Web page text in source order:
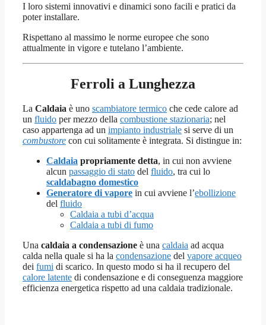
I loro sistemi innovativi e dinamici sono facili e pratici da
poter installare.
Rispettano al massimo le norme europee che sono
attualmente in vigore e tutelano l’ambiente.
Ferroli a Lunghezza
La Caldaia è uno scambiatore termico che cede calore ad
un fluido per mezzo della combustione stazionaria; nel
caso appartenga ad un impianto industriale si serve di un
combustore con cui solitamente è integrata. Si distingue in:
Caldaia propriamente detta, in cui non avviene
alcun passaggio di stato del fluido, tra cui lo
scaldabagno domestico
Generatore di vapore in cui avviene l’ebollizione
del fluido
Caldaia a tubi d’acqua
Caldaia a tubi di fumo
Una caldaia a condensazione è una caldaia ad acqua
calda nella quale si ha la condensazione del vapore acqueo
dei fumi di scarico. In questo modo si ha il recupero del
calore latente di condensazione e di conseguenza maggiore
efficienza energetica rispetto ad una caldaia tradizionale.